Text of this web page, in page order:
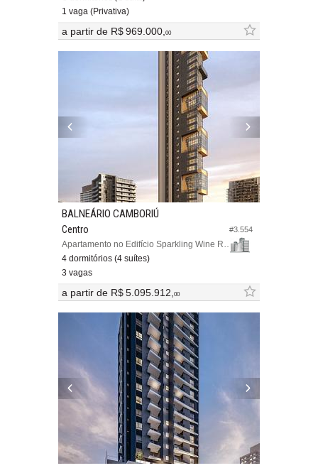
1 vaga (Privativa)
a partir de R$ 969.000,00
#3.554
BALNEÁRIO CAMBORIÚ
Centro
Apartamento no Edifício Sparkling Wine Residence
4 dormitórios (4 suítes)
3 vagas
a partir de R$ 5.095.912,00